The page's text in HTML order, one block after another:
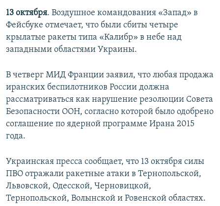
и
й
с
л
й
й
с
л
а
13 октября. Воздушное командования «Запад» в
Фейсбуке отмечает, что были сбиты четыре
крылатые ракеты типа «Калибр» в небе над
западными областями Украины.
В четверг МИД Франции заявил, что любая продажа
иранских беспилотников России должна
рассматриваться как нарушение резолюции Совета
Безопасности ООН, согласно которой было одобрено
соглашение по ядерной программе Ирана 2015
года.
Украинская пресса сообщает, что 13 октября силы
ПВО отражали ракетные атаки в Тернопольской,
Львовской, Одесской, Черновицкой,
Тернопольской, Волынской и Ровенской областях.